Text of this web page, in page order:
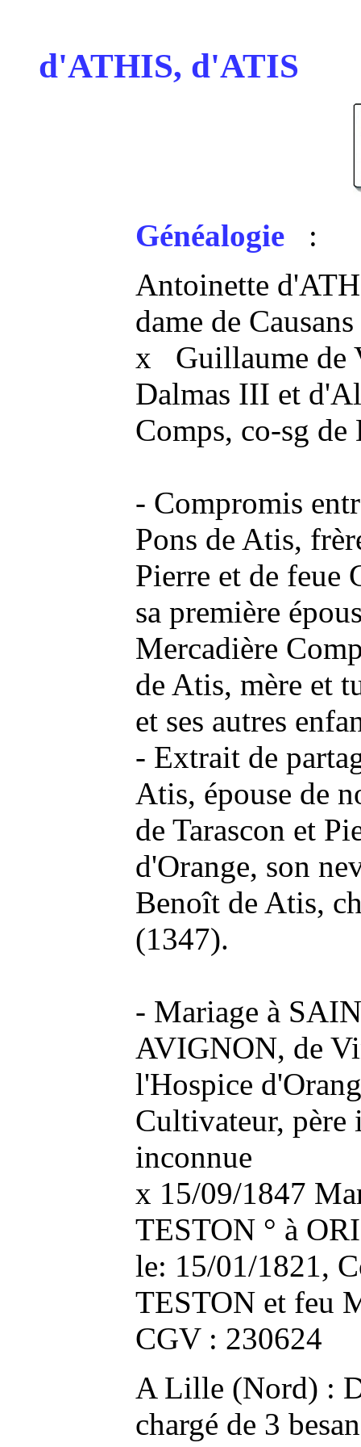
d'ATHIS, d'ATIS
Généalogie
:
Antoinette
dame de
x Guillaume de
Dalmas III et
Comps, co-sg
- Compromis
Pons de Atis,
Pierre et de feue
sa première
Mercadière
de Atis, mère et
et ses autres
- Extrait de
Atis, épouse de
de Tarascon et
d'Orange, son
Benoît de Atis,
(1347).
- Mariage à
AVIGNON, de
l'Hospice
Cultivateur, père
inconnue
x 15/09/1847
TESTON ° à
le: 15/01/1821,
TESTON et feu
CGV : 230624
A Lille (Nord) :
chargé de 3